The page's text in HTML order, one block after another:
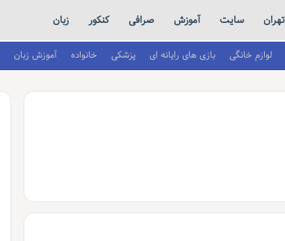
تهران سایت آموزش صرافی کنکور زبان
لوازم خانگی بازی های رایانه ای پزشکی خانواده آموزش زبان